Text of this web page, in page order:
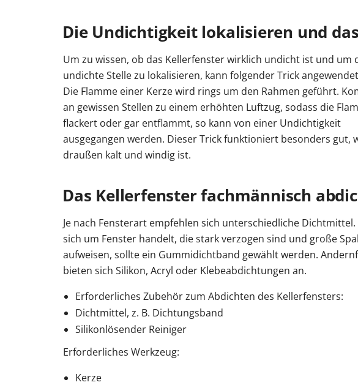
Die Undichtigkeit lokalisieren und
Um zu wissen, ob das Kellerfenster wirklich undicht ist und um
undichte Stelle zu lokalisieren, kann folgender Trick
Die Flamme einer Kerze wird rings um den Rahmen geführt.
an gewissen Stellen zu einem erhöhten Luftzug, sodass die
flackert oder gar entflammt, so kann von einer Undichtigkeit
ausgegangen werden. Dieser Trick funktioniert besonders gut,
draußen kalt und windig ist.
Das Kellerfenster fachmännisch
Je nach Fensterart empfehlen sich unterschiedliche Dichtmittel.
sich um Fenster handelt, die stark verzogen sind und große
aufweisen, sollte ein Gummidichtband gewählt werden.
bieten sich Silikon, Acryl oder Klebeabdichtungen an.
Erforderliches Zubehör zum Abdichten des Kellerfensters:
Dichtmittel, z. B. Dichtungsband
Silikonlösender Reiniger
Erforderliches Werkzeug:
Kerze